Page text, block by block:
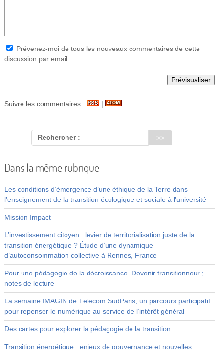
Prévenez-moi de tous les nouveaux commentaires de cette
discussion par email
Suivre les commentaires : |
Rechercher :
Dans la même rubrique
Les conditions d’émergence d’une éthique de la Terre dans
l’enseignement de la transition écologique et sociale à l’université
Mission Impact
L’investissement citoyen : levier de territorialisation juste de la
transition énergétique ? Étude d’une dynamique
d’autoconsommation collective à Rennes, France
Pour une pédagogie de la décroissance. Devenir transitionneur ;
notes de lecture
La semaine IMAGIN de Télécom SudParis, un parcours participatif
pour repenser le numérique au service de l’intérêt général
Des cartes pour explorer la pédagogie de la transition
Transition énergétique : enjeux de gouvernance et nouvelles